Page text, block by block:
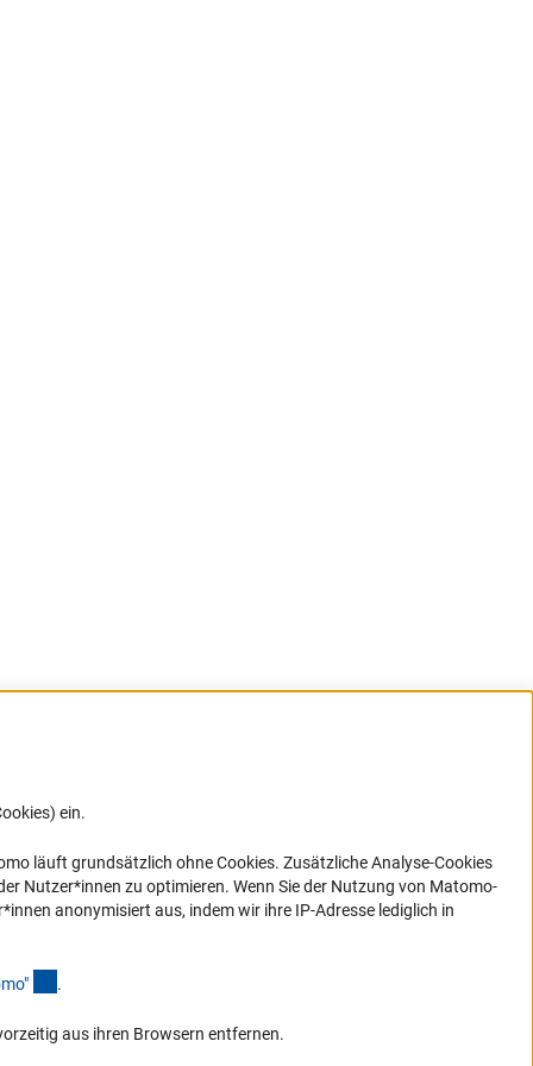
ein.
Link)
läuft grundsätzlich ohne Cookies. Zusätzliche Analyse-Cookies
Nutzer*innen zu optimieren. Wenn Sie der Nutzung von Matomo-
anonymisiert aus, indem wir ihre IP-Adresse lediglich in
" .
aus ihren Browsern entfernen.